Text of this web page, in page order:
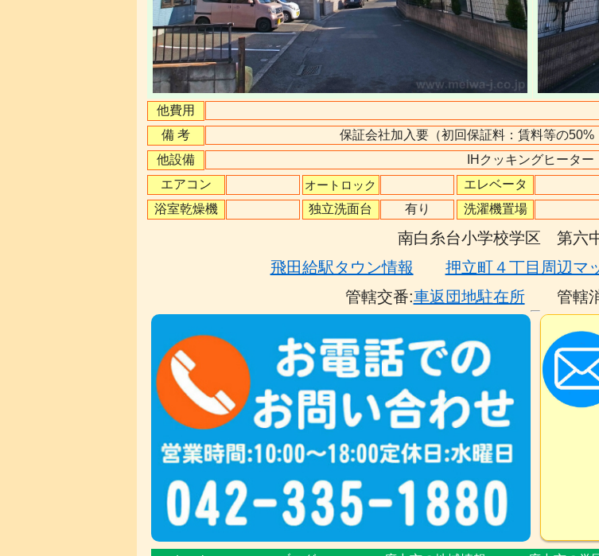
他費用
備 考
保証会社加入要（初回保証料：賃料等の
他設備
IHクッキングヒータ
エアコン
オートロック エレベータ
浴室乾燥機
独立洗面台 有り 洗濯機置場
南白糸台小学校学区 第六
飛田給駅タウン情報
押立町４丁目周辺マ
管轄交番:車返団地駐在所 管轄